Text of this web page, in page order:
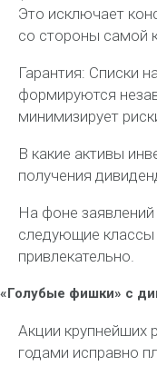
Это исключает
со стороны самой
Гарантия: Списки
формируются
минимизирует
В какие активы
получения
На фоне
следующие классы
привлекательно.
«Голубые фишки» с
Акции крупнейших
годами исправно